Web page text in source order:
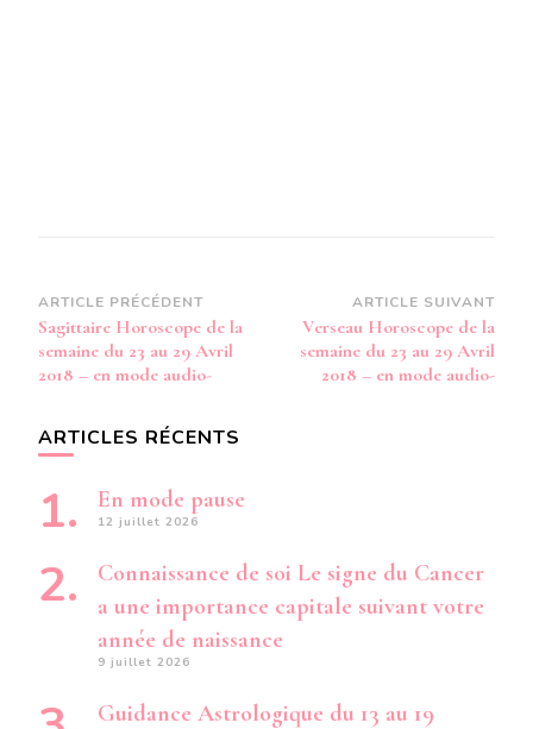
Navigation
d’article
ARTICLE PRÉCÉDENT
Sagittaire Horoscope de la
semaine du 23 au 29 Avril
2018 – en mode audio-
ARTICLE SUIVANT
Verseau Horoscope de la
semaine du 23 au 29 Avril
2018 – en mode audio-
ARTICLES RÉCENTS
En mode pause
12 juillet 2026
Connaissance de soi Le signe du Cancer
a une importance capitale suivant votre
année de naissance
9 juillet 2026
Guidance Astrologique du 13 au 19